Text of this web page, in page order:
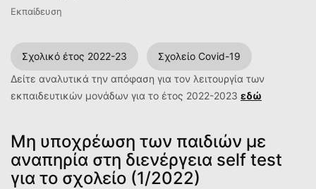
Εκπαίδευση
Σχολικό έτος 2022-23
Σχολείο Covid-19
Δείτε αναλυτικά την απόφαση για τον λειτουργία των
εκπαιδευτικών μονάδων για το έτος 2022-2023 εδώ
Mη υποχρέωση των παιδιών με
αναπηρία στη διενέργεια self test
για το σχολείο (1/2022)